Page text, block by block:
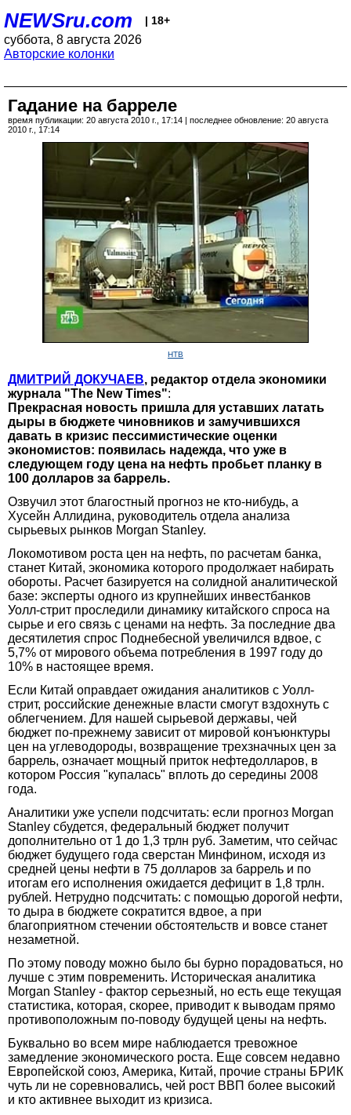
NEWSru.com | 18+
суббота, 8 августа 2026
Авторские колонки
Гадание на барреле
время публикации: 20 августа 2010 г., 17:14 | последнее обновление: 20 августа
2010 г., 17:14
НТВ
ДМИТРИЙ ДОКУЧАЕВ, редактор отдела экономики
журнала "The New Times":
Прекрасная новость пришла для уставших латать
дыры в бюджете чиновников и замучившихся
давать в кризис пессимистические оценки
экономистов: появилась надежда, что уже в
следующем году цена на нефть пробьет планку в
100 долларов за баррель.
Озвучил этот благостный прогноз не кто-нибудь, а
Хусейн Аллидина, руководитель отдела анализа
сырьевых рынков Morgan Stanley.
Локомотивом роста цен на нефть, по расчетам банка,
станет Китай, экономика которого продолжает набирать
обороты. Расчет базируется на солидной аналитической
базе: эксперты одного из крупнейших инвестбанков
Уолл-стрит проследили динамику китайского спроса на
сырье и его связь с ценами на нефть. За последние два
десятилетия спрос Поднебесной увеличился вдвое, с
5,7% от мирового объема потребления в 1997 году до
10% в настоящее время.
Если Китай оправдает ожидания аналитиков с Уолл-
стрит, российские денежные власти смогут вздохнуть с
облегчением. Для нашей сырьевой державы, чей
бюджет по-прежнему зависит от мировой конъюнктуры
цен на углеводороды, возвращение трехзначных цен за
баррель, означает мощный приток нефтедолларов, в
котором Россия "купалась" вплоть до середины 2008
года.
Аналитики уже успели подсчитать: если прогноз Morgan
Stanley сбудется, федеральный бюджет получит
дополнительно от 1 до 1,3 трлн руб. Заметим, что сейчас
бюджет будущего года сверстан Минфином, исходя из
средней цены нефти в 75 долларов за баррель и по
итогам его исполнения ожидается дефицит в 1,8 трлн.
рублей. Нетрудно подсчитать: с помощью дорогой нефти,
то дыра в бюджете сократится вдвое, а при
благоприятном стечении обстоятельств и вовсе станет
незаметной.
По этому поводу можно было бы бурно порадоваться, но
лучше с этим повременить. Историческая аналитика
Morgan Stanley - фактор серьезный, но есть еще текущая
статистика, которая, скорее, приводит к выводам прямо
противоположным по-поводу будущей цены на нефть.
Буквально во всем мире наблюдается тревожное
замедление экономического роста. Еще совсем недавно
Европейской союз, Америка, Китай, прочие страны БРИК
чуть ли не соревновались, чей рост ВВП более высокий
и кто активнее выходит из кризиса.